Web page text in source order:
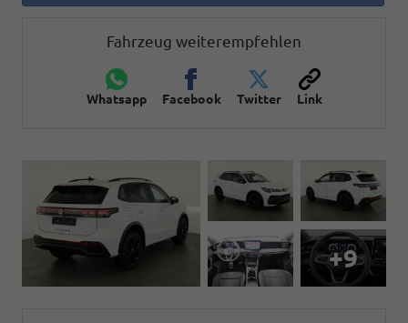
Fahrzeug weiterempfehlen
Whatsapp Facebook Twitter Link
+9